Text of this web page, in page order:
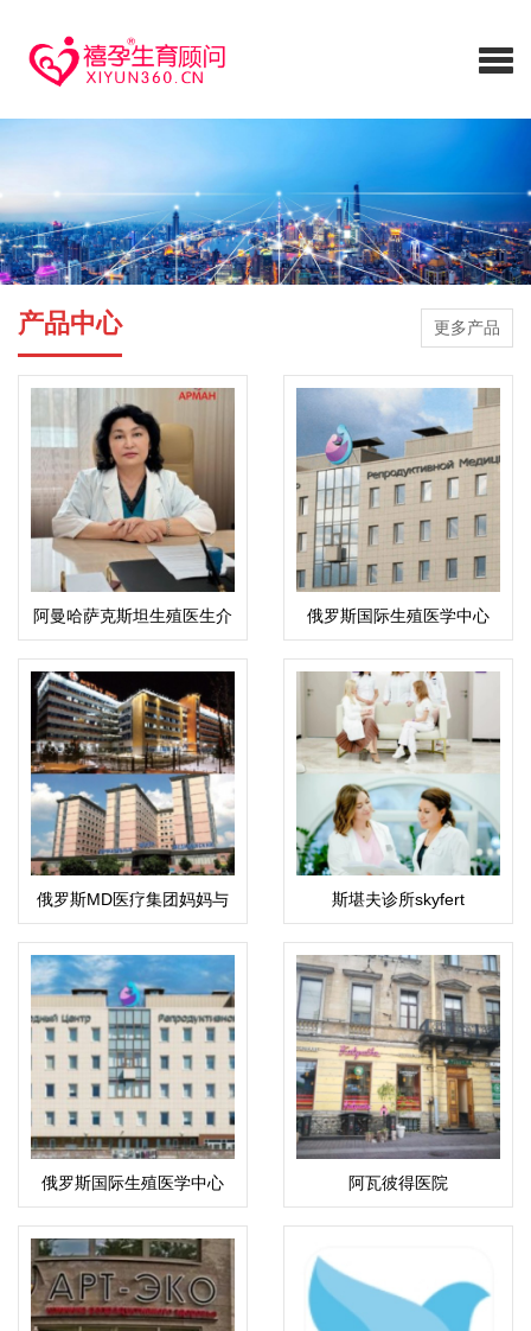
产品中心 更多产品
阿曼哈萨克斯坦生殖医生介
绍：科潘巴斯科娃·拉伊哈
恩·乌斯塔巴耶夫娜
俄罗斯国际生殖医学中心
(ICRM)
俄罗斯MD医疗集团妈妈与
孩子
斯堪夫诊所skyfert
俄罗斯国际生殖医学中心
(ICRM)
阿瓦彼得医院